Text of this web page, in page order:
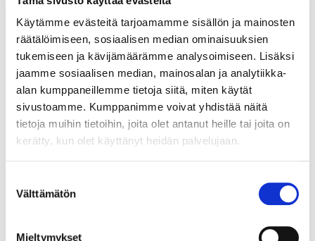
Käytämme evästeitä tarjoamamme sisällön ja mainosten
räätälöimiseen, sosiaalisen median ominaisuuksien
tukemiseen ja kävijämäärämme analysoimiseen. Lisäksi
jaamme sosiaalisen median, mainosalan ja analytiikka-
alan kumppaneillemme tietoja siitä, miten käytät
sivustoamme. Kumppanimme voivat yhdistää näitä
tietoja muihin tietoihin, joita olet antanut heille tai joita on
kerätty, kun olet käyttänyt heidän palvelujaan.
valinta
Välttämätön
Mieltymykset
GutGuide®ProResista
Bakteerien ravintokuitu
Resistentti maissikuitu
60 annosta / 300 g
Lue lisää